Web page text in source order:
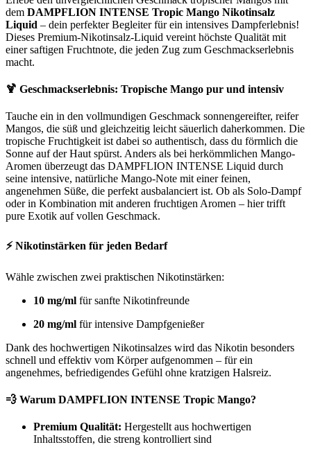
dem DAMPFLION INTENSE Tropic Mango Nikotinsalz
Liquid – dein perfekter Begleiter für ein intensives Dampferlebnis!
Dieses Premium-Nikotinsalz-Liquid vereint höchste Qualität mit
einer saftigen Fruchtnote, die jeden Zug zum Geschmackserlebnis
macht.
🍹 Geschmackserlebnis: Tropische Mango pur und intensiv
Tauche ein in den vollmundigen Geschmack sonnengereifter, reifer
Mangos, die süß und gleichzeitig leicht säuerlich daherkommen. Die
tropische Fruchtigkeit ist dabei so authentisch, dass du förmlich die
Sonne auf der Haut spürst. Anders als bei herkömmlichen Mango-
Aromen überzeugt das DAMPFLION INTENSE Liquid durch
seine intensive, natürliche Mango-Note mit einer feinen,
angenehmen Süße, die perfekt ausbalanciert ist. Ob als Solo-Dampf
oder in Kombination mit anderen fruchtigen Aromen – hier trifft
pure Exotik auf vollen Geschmack.
⚡ Nikotinstärken für jeden Bedarf
Wähle zwischen zwei praktischen Nikotinstärken:
10 mg/ml für sanfte Nikotinfreunde
20 mg/ml für intensive Dampfgenießer
Dank des hochwertigen Nikotinsalzes wird das Nikotin besonders
schnell und effektiv vom Körper aufgenommen – für ein
angenehmes, befriedigendes Gefühl ohne kratzigen Halsreiz.
💨 Warum DAMPFLION INTENSE Tropic Mango?
Premium Qualität: Hergestellt aus hochwertigen
Inhaltsstoffen, die streng kontrolliert sind